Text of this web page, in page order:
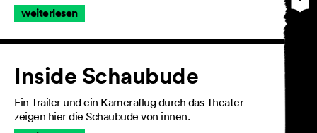
weiterlesen
Inside Schaubude
Ein Trailer und ein Kameraflug durch das Theater
zeigen hier die Schaubude von innen.